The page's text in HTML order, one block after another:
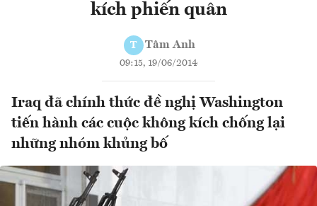
kích phiến quân
T Tâm Anh
09:15, 19/06/2014
Iraq đã chính thức đề nghị Washington
tiến hành các cuộc không kích chống lại
những nhóm khủng bố